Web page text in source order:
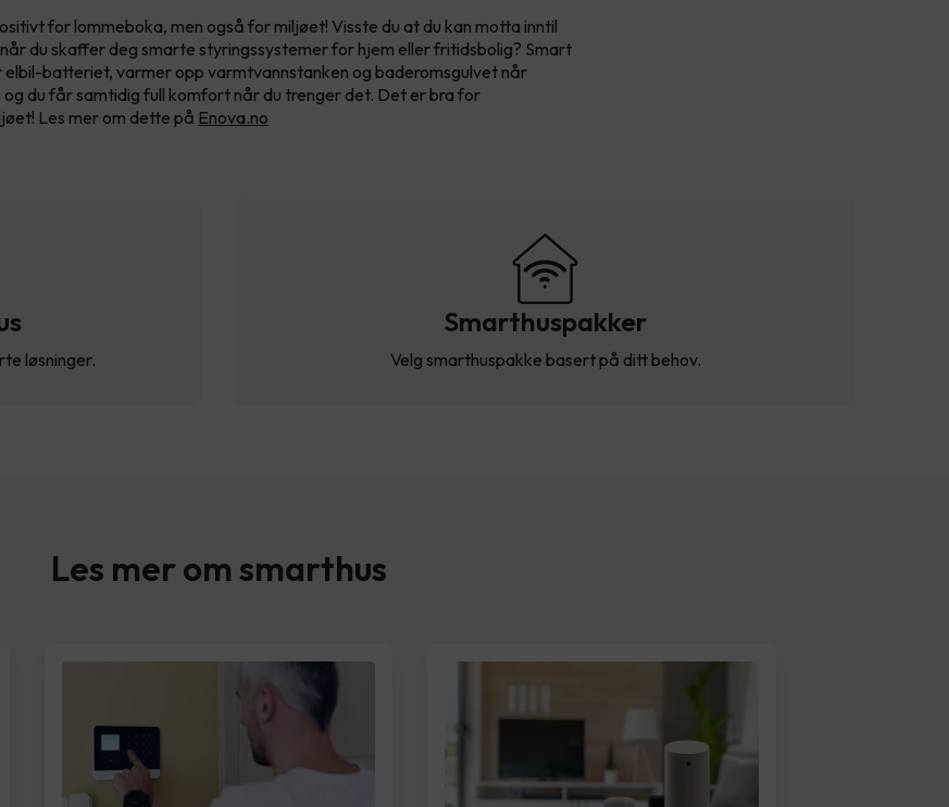
for lommeboka, men også for miljøet! Visste du at du kan motta inntil
du skaffer deg smarte styringssystemer for hjem eller fritidsbolig? Smart
batteriet, varmer opp varmtvannstanken og baderomsgulvet når
og du får samtidig full komfort når du trenger det. Det er bra for
Les mer om dette på Enova.no
løsninger.
Smarthuspakker
Velg smarthuspakke basert på ditt behov.
Les mer om smarthus